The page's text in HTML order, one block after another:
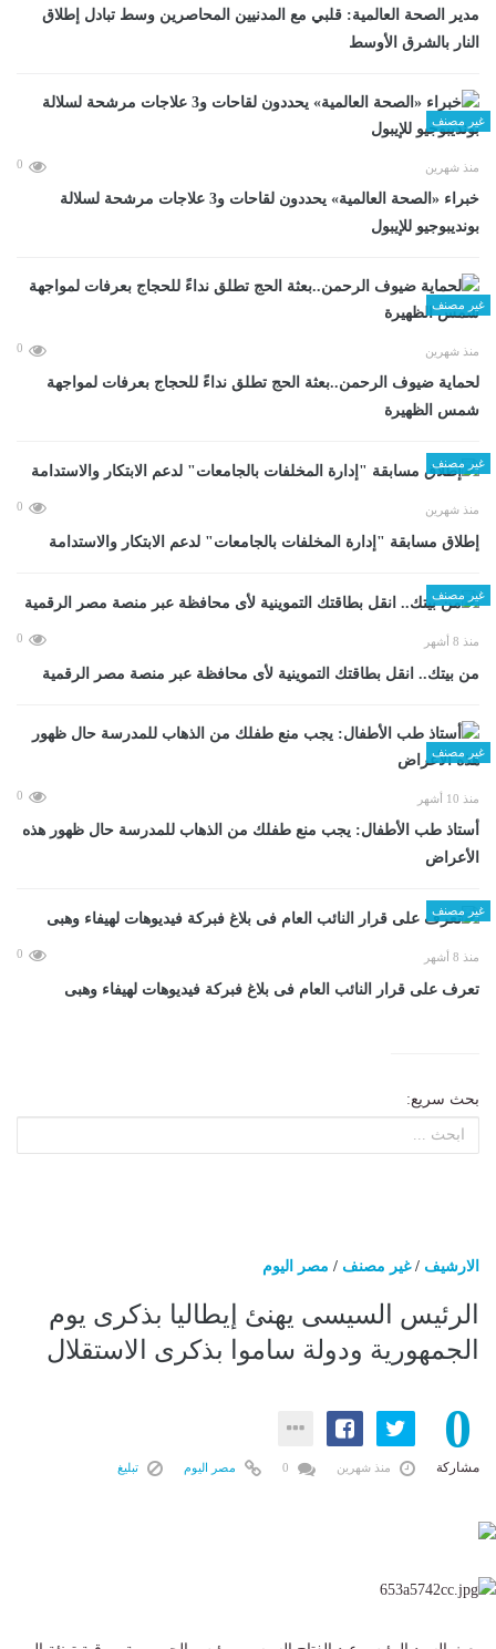
مدير الصحة العالمية: قلبي مع المدنيين المحاصرين وسط تبادل إطلاق
النار بالشرق الأوسط
غير مصنف
منذ شهرين 0
خبراء «الصحة العالمية» يحددون لقاحات و3 علاجات مرشحة لسلالة
بونديبوجيو للإيبول
غير مصنف
منذ شهرين 0
لحماية ضيوف الرحمن..بعثة الحج تطلق نداءً للحجاج بعرفات لمواجهة
شمس الظهيرة
غير مصنف
منذ شهرين 0
إطلاق مسابقة "إدارة المخلفات بالجامعات" لدعم الابتكار والاستدامة
غير مصنف
منذ 8 أشهر 0
من بيتك.. انقل بطاقتك التموينية لأى محافظة عبر منصة مصر الرقمية
غير مصنف
منذ 10 أشهر 0
أستاذ طب الأطفال: يجب منع طفلك من الذهاب للمدرسة حال ظهور هذه
الأعراض
غير مصنف
منذ 8 أشهر 0
تعرف على قرار النائب العام فى بلاغ فبركة فيديوهات لهيفاء وهبى
بحث سريع:
الارشيف /غير مصنف / مصر اليوم
الرئيس السيسى يهنئ إيطاليا بذكرى يوم
الجمهورية ودولة ساموا بذكرى الاستقلال
0
مشاركة منذ شهرين مصر اليوم تبليغ